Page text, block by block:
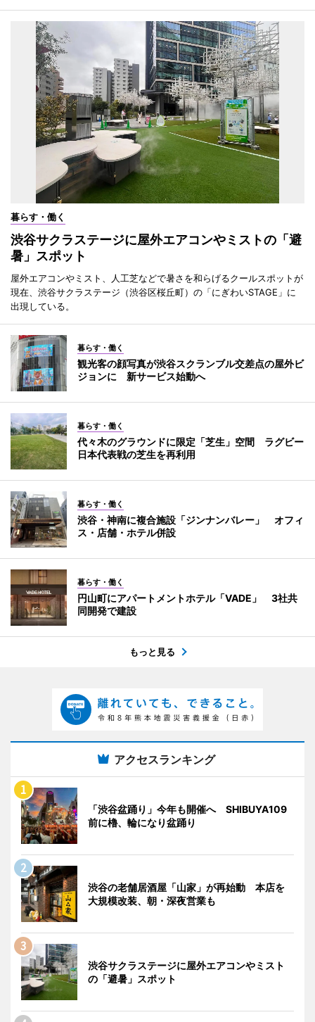
暮らす・働く
渋谷サクラステージに屋外エアコンやミストの「避
暑」スポット
屋外エアコンやミスト、人工芝などで暑さを和らげるクールスポットが
現在、渋谷サクラステージ（渋谷区桜丘町）の「にぎわいSTAGE」に
出現している。
暮らす・働く
観光客の顔写真が渋谷スクランブル交差点の屋外ビ
ジョンに 新サービス始動へ
暮らす・働く
代々木のグラウンドに限定「芝生」空間 ラグビー
日本代表戦の芝生を再利用
暮らす・働く
渋谷・神南に複合施設「ジンナンバレー」 オフィ
ス・店舗・ホテル併設
暮らす・働く
円山町にアパートメントホテル「VADE」 3社共
同開発で建設
もっと見る
アクセスランキング
「渋谷盆踊り」今年も開催へ SHIBUYA109
前に櫓、輪になり盆踊り
渋谷の老舗居酒屋「山家」が再始動 本店を
大規模改装、朝・深夜営業も
渋谷サクラステージに屋外エアコンやミスト
の「避暑」スポット